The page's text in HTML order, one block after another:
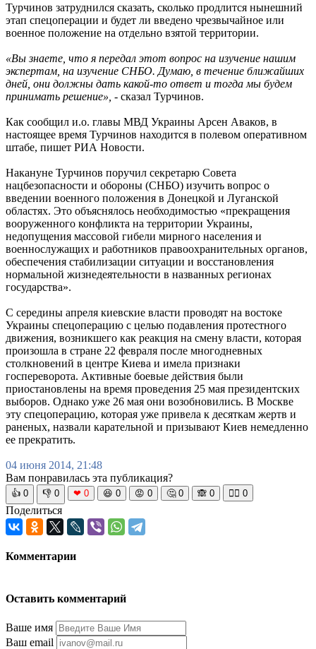
Турчинов затруднился сказать, сколько продлится нынешний
этап спецоперации и будет ли введено чрезвычайное или
военное положение на отдельно взятой территории.
«Вы знаете, что я передал этот вопрос на изучение нашим
экспертам, на изучение СНБО. Думаю, в течение ближайших
дней, они должны дать какой-то ответ и тогда мы будем
принимать решение», - сказал Турчинов.
Как сообщил и.о. главы МВД Украины Арсен Аваков, в
настоящее время Турчинов находится в полевом оперативном
штабе, пишет РИА Новости.
Накануне Турчинов поручил секретарю Совета
нацбезопасности и обороны (СНБО) изучить вопрос о
введении военного положения в Донецкой и Луганской
областях. Это объяснялось необходимостью «прекращения
вооруженного конфликта на территории Украины,
недопущения массовой гибели мирного населения и
военнослужащих и работников правоохранительных органов,
обеспечения стабилизации ситуации и восстановления
нормальной жизнедеятельности в названных регионах
государства».
С середины апреля киевские власти проводят на востоке
Украины спецоперацию с целью подавления протестного
движения, возникшего как реакция на смену власти, которая
произошла в стране 22 февраля после многодневных
столкновений в центре Киева и имела признаки
госпереворота. Активные боевые действия были
приостановлены на время проведения 25 мая президентских
выборов. Однако уже 26 мая они возобновились. В Москве
эту спецоперацию, которая уже привела к десяткам жертв и
раненых, назвали карательной и призывают Киев немедленно
ее прекратить.
04 июня 2014, 21:48
Вам понравилась эта публикация?
👍 0 👎 0 ❤ 0 😆 0 😡 0 🤔 0 🙈 0 🧘‍♀️ 0
Поделиться
Комментарии
Оставить комментарий
Ваше имя
Ваш email